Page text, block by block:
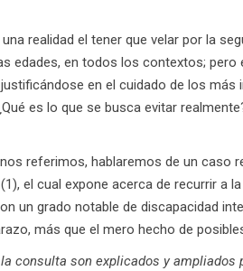
realidad el tener que velar por la
edades, en todos los contextos;
en el cuidado de los más
es lo que se busca evitar
referimos, hablaremos de un caso
el cual expone acerca de recurrir a
un grado notable de discapacidad
más que el mero hecho de
consulta son explicados y ampliados